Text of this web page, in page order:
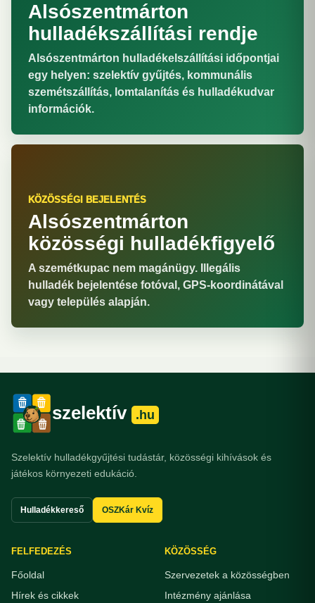
Alsószentmárton
hulladékszállítási rendje
Alsószentmárton hulladékelszállítási időpontjai
egy helyen: szelektív gyűjtés, kommunális
szemétszállítás, lomtalanítás és hulladékudvar
információk.
KÖZÖSSÉGI BEJELENTÉS
Alsószentmárton
közösségi hulladékfigyelő
A szemétkupac nem magánügy. Illegális
hulladék bejelentése fotóval, GPS-koordinátával
vagy település alapján.
szelektív .hu
Szelektív hulladékgyűjtési tudástár, közösségi kihívások és
játékos környezeti edukáció.
Hulladékkereső OSZKár Kvíz
FELFEDEZÉS
Főoldal
Hírek és cikkek
KÖZÖSSÉG
Szervezetek a közösségben
Intézmény ajánlása